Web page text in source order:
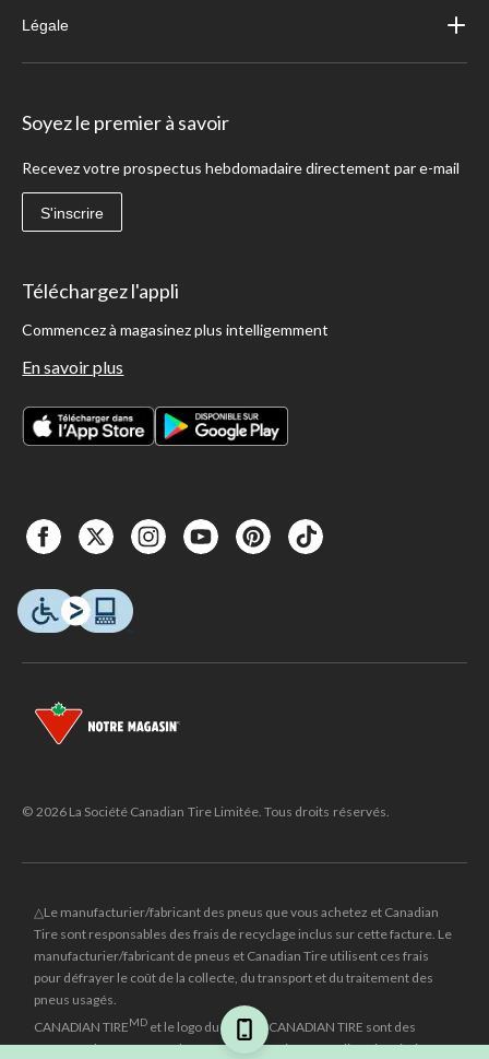
Légale
Soyez le premier à savoir
Recevez votre prospectus hebdomadaire directement par e-mail
S'inscrire
Téléchargez l'appli
Commencez à magasinez plus intelligemment
En savoir plus
© 2026 La Société Canadian Tire Limitée. Tous droits réservés.
△Le manufacturier/fabricant des pneus que vous achetez et Canadian
Tire sont responsables des frais de recyclage inclus sur cette facture. Le
manufacturier/fabricant de pneus et Canadian Tire utilisent ces frais
pour défrayer le coût de la collecte, du transport et du traitement des
pneus usagés.
CANADIAN TIREMD et le logo du triangle CANADIAN TIRE sont des
marques de commerce déposées de la Société Canadian Tire Limitée.